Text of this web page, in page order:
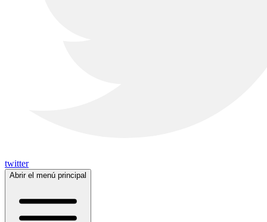
twitter
Abrir el menú principal